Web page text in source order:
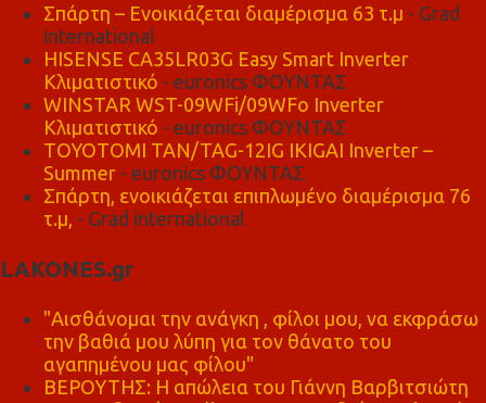
Σπάρτη – Ενοικιάζεται διαμέρισμα 63 τ.μ - Grad
international
HISENSE CA35LR03G Easy Smart Inverter
Κλιματιστικό - euronics ΦΟΥΝΤΑΣ
WINSTAR WST-09WFi/09WFo Inverter
Κλιματιστικό - euronics ΦΟΥΝΤΑΣ
TOYOTOMI TAN/TAG-12IG IKIGAI Inverter –
Summer - euronics ΦΟΥΝΤΑΣ
Σπάρτη, ενοικιάζεται επιπλωμένο διαμέρισμα 76
τ.μ, - Grad international
LAKONES.gr
"Αισθάνομαι την ανάγκη , φίλοι μου, να εκφράσω
την βαθιά μου λύπη για τον θάνατο του
αγαπημένου μας φίλου"
ΒΕΡΟΥΤΗΣ: Η απώλεια του Γιάννη Βαρβιτσιώτη